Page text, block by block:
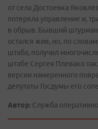
от села Достоевка
потеряла управление и,
в обрыв. Бывший штурман
остался жив, но, по
штаба, получил
штабе Сергея Плевако
версии намеренного
депутаты Госдумы его
Автор: Служба